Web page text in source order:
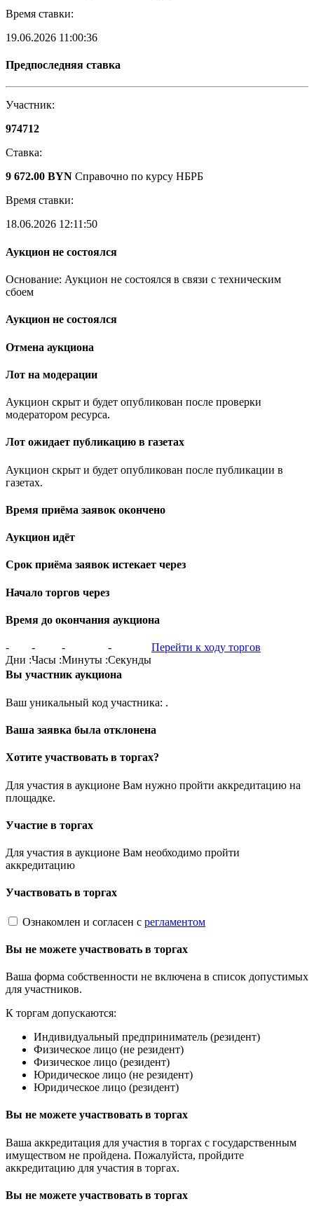
Время ставки:
19.06.2026 11:00:36
Предпоследняя ставка
Участник:
974712
Ставка:
9 672.00 BYN Справочно по курсу НБРБ
Время ставки:
18.06.2026 12:11:50
Аукцион не состоялся
Основание: Аукцион не состоялся в связи с техническим
сбоем
Аукцион не состоялся
Отмена аукциона
Лот на модерации
Аукцион скрыт и будет опубликован после проверки
модератором ресурса.
Лот ожидает публикацию в газетах
Аукцион скрыт и будет опубликован после публикации в
газетах.
Время приёма заявок окончено
Аукцион идёт
Срок приёма заявок истекает через
Начало торгов через
Время до окончания аукциона
-
Дни :
-
Часы :
-
Минуты :
-
Секунды
Перейти к ходу торгов
Вы участник аукциона
Ваш уникальный код участника: .
Ваша заявка была отклонена
Хотите участвовать в торгах?
Для участия в аукционе Вам нужно пройти аккредитацию на
площадке.
Участие в торгах
Для участия в аукционе Вам необходимо пройти
аккредитацию
Участвовать в торгах
Ознакомлен и согласен с регламентом
Вы не можете участвовать в торгах
Ваша форма собственности не включена в список допустимых
для участников.
К торгам допускаются:
Индивидуальный предприниматель (резидент)
Физическое лицо (не резидент)
Физическое лицо (резидент)
Юридическое лицо (не резидент)
Юридическое лицо (резидент)
Вы не можете участвовать в торгах
Ваша аккредитация для участия в торгах с государственным
имуществом не пройдена. Пожалуйста, пройдите
аккредитацию для участия в торгах.
Вы не можете участвовать в торгах